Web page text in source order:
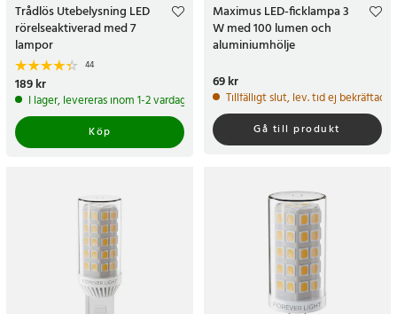
Trådlös Utebelysning LED
rörelseaktiverad med 7
lampor
44
Pris:189 kr
189 kr
I lager, levereras inom 1-2 vardagar
Köp
Maximus LED-ficklampa 3
W med 100 lumen och
aluminiumhölje
Pris:
69 kr
Tillfälligt slut, lev. tid ej bekräftad.
Gå till produkt